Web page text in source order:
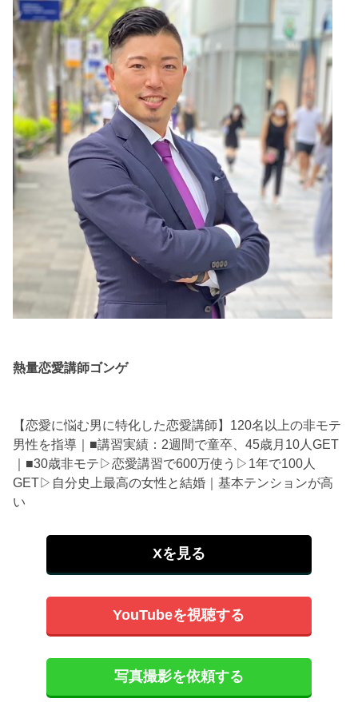
熱量恋愛講師ゴンゲ
【恋愛に悩む男に特化した恋愛講師】120名以上の非モテ
男性を指導｜■講習実績：2週間で童卒、45歳月10人GET
｜■30歳非モテ▷恋愛講習で600万使う▷1年で100人
GET▷自分史上最高の女性と結婚｜基本テンションが高
い
Xを見る
YouTubeを視聴する
写真撮影を依頼する